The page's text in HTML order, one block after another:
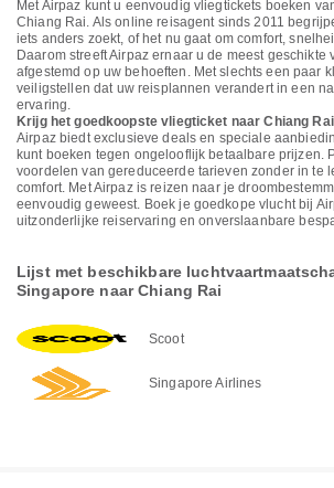
Met Airpaz kunt u eenvoudig vliegtickets boeken
Chiang Rai. Als online reisagent sinds 2011
iets anders zoekt, of het nu gaat om comfort,
Daarom streeft Airpaz ernaar u de meest geschikte
afgestemd op uw behoeften. Met slechts een paar
veiligstellen dat uw reisplannen verandert in een
ervaring.
Krijg het goedkoopste vliegticket naar Chiang Rai
Airpaz biedt exclusieve deals en speciale
kunt boeken tegen ongelooflijk betaalbare prijzen.
voordelen van gereduceerde tarieven zonder in te
comfort. Met Airpaz is reizen naar je
eenvoudig geweest. Boek je goedkope vlucht bij
uitzonderlijke reiservaring en onverslaanbare
Lijst met beschikbare
Singapore naar Chiang Rai
Scoot
Singapore Airlines